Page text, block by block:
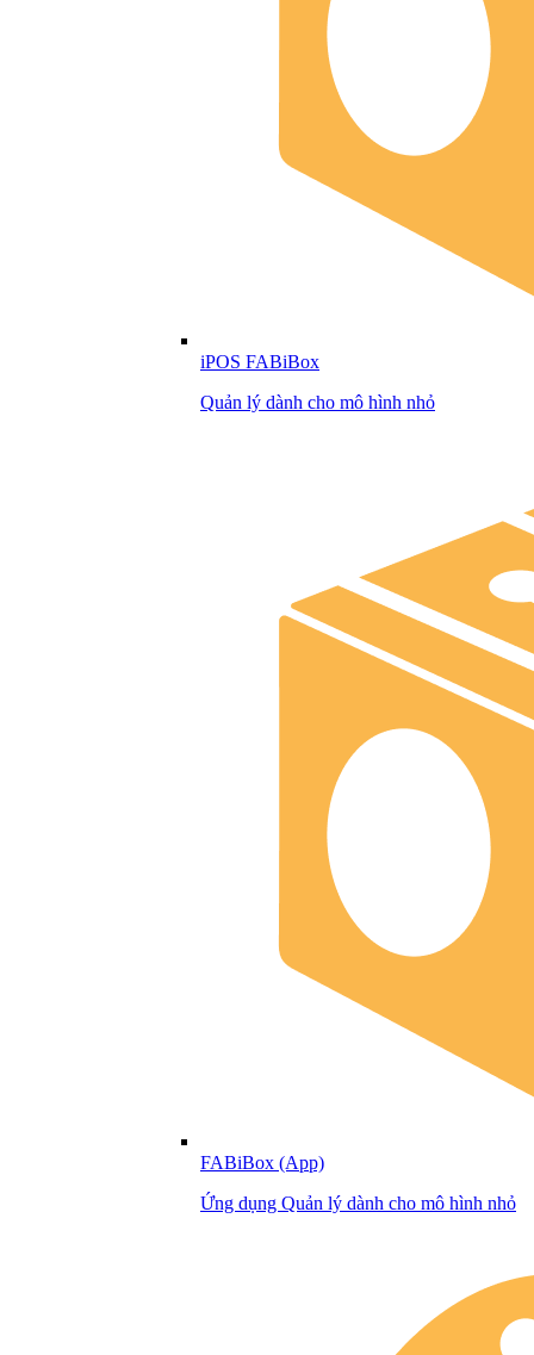
iPOS FABiBox
Quản lý dành cho mô hình nhỏ
FABiBox (App)
Ứng dụng Quản lý dành cho mô hình nhỏ